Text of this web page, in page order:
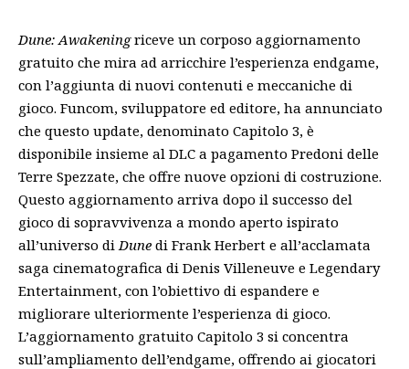
Dune: Awakeningriceve un corposo aggiornamento
gratuito che mira ad arricchire l’esperienza endgame,
con l’aggiunta di nuovi contenuti e meccaniche di
gioco. Funcom, sviluppatore ed editore, ha annunciato
che questo update, denominato Capitolo 3, è
disponibile insieme al DLC a pagamento Predoni delle
Terre Spezzate, che offre nuove opzioni di costruzione.
Questo aggiornamento arriva dopo il successo del
gioco di sopravvivenza a mondo aperto ispirato
all’universo di Dune di Frank Herbert e all’acclamata
saga cinematografica di Denis Villeneuve e Legendary
Entertainment, con l’obiettivo di espandere e
migliorare ulteriormente l’esperienza di gioco.
L’aggiornamento gratuito Capitolo 3 si concentra
sull’ampliamento dell’endgame, offrendo ai giocatori